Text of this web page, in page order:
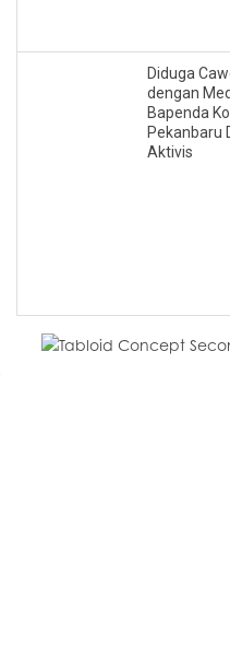
Diduga
dengan
Bapenda
Pekanbaru
Aktivis